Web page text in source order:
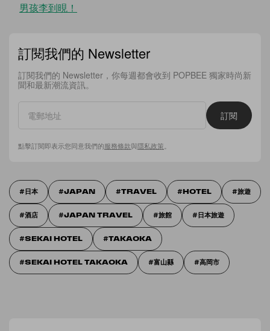
男孩李到晛！
訂閱我們的 Newsletter
訂閱我們的 Newsletter，你每週都會收到 POPBEE 獨家時尚新
聞和最新潮流資訊。
訂閱
點擊訂閱即表示您同意我們的服務條款與隱私政策
日本 JAPAN TRAVEL HOTEL 旅遊
酒店 JAPAN TRAVEL 旅館 日本旅遊
SEKAI HOTEL TAKAOKA
SEKAI HOTEL TAKAOKA 富山縣 高岡市